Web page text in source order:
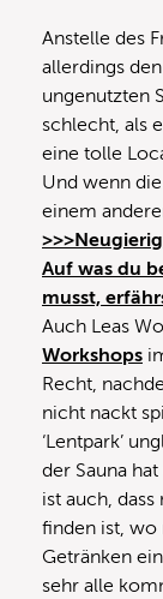
Anstelle des
allerdings
ungenutzten
schlecht, als
eine tolle
Und wenn
einem
Auf was du
musst,
Auch Leas
Workshops
Recht,
nicht nackt
‘Lentpark’
der Sauna
ist auch,
finden ist,
Getränken
sehr alle